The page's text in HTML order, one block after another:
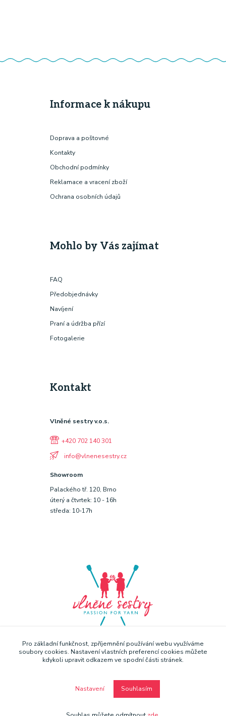
Informace k nákupu
Doprava a poštovné
Kontakty
Obchodní podmínky
Reklamace a vracení zboží
Ochrana osobních údajů
Mohlo by Vás zajímat
FAQ
Předobjednávky
Navíjení
Praní a údržba přízí
Fotogalerie
Kontakt
Vlněné sestry v.o.s.
+420 702 140 301
info@vlnenesestry.cz
Showroom
Palackého tř. 120, Brno
úterý a čtvrtek: 10 - 16h
středa: 10-17h
Pro základní funkčnost, zpříjemnění používání webu využíváme
soubory cookies. Nastavení vlastních preferencí cookies můžete
kdykoli upravit odkazem ve spodní části stránek.
Nastavení Souhlasím